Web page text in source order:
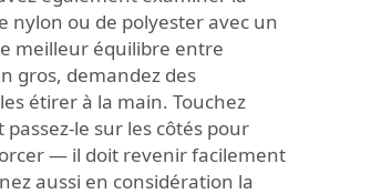
nylon ou de polyester avec un
meilleur équilibre entre
gros, demandez des
étirer à la main. Touchez
le sur les côtés pour
— il doit revenir facilement
aussi en considération la